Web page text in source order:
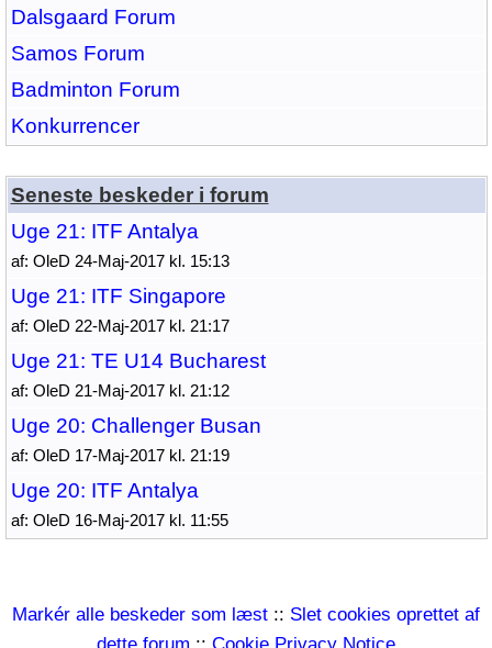
Dalsgaard Forum
Samos Forum
Badminton Forum
Konkurrencer
Seneste beskeder i forum
Uge 21: ITF Antalya
af: OleD 24-Maj-2017 kl. 15:13
Uge 21: ITF Singapore
af: OleD 22-Maj-2017 kl. 21:17
Uge 21: TE U14 Bucharest
af: OleD 21-Maj-2017 kl. 21:12
Uge 20: Challenger Busan
af: OleD 17-Maj-2017 kl. 21:19
Uge 20: ITF Antalya
af: OleD 16-Maj-2017 kl. 11:55
Markér alle beskeder som læst :: Slet cookies oprettet af